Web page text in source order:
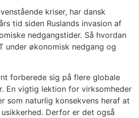
kriser, har dansk
tid siden Ruslands invasion af
nedgangstider. Så hvordan
under økonomisk nedgang og
forberede sig på flere globale
En vigtig lektion for virksomheder
som naturlig konsekvens heraf at
Derfor er det også